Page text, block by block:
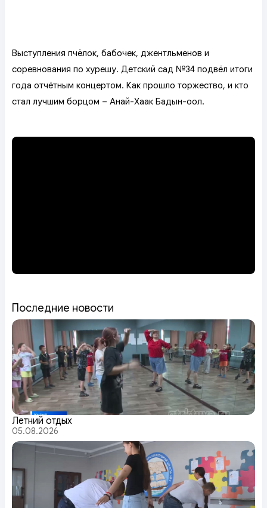
Выступления пчёлок, бабочек, джентльменов и
соревнования по хурешу. Детский сад №34 подвёл итоги
года отчётным концертом. Как прошло торжество, и кто
стал лучшим борцом – Анай-Хаак Бадын-оол.
Последние новости
Летний отдых
05.08.2026